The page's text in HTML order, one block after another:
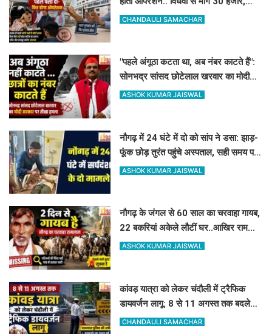
DM-प्रिंसिपल-पूर्व विधायक की पैरवी फेल
CHANDAULI SAMACHAR
"पहले अंगूठा कटता था, अब नंबर काटते हैं":
सोनभद्र सांसद छोटेलाल खरवार का मोदी
सरकार पर तीखा हमला
ASHOK KUMAR JAISWAL
नौगढ़ में 24 घंटे में दो को सांप ने डसा: झाड़-
फूंक छोड़ तुरंत पहुंचे अस्पताल, सही समय पर
इलाज से बच गयी जान
ASHOK KUMAR JAISWAL
नौगढ़ के जंगल से 60 साल का चरवाहा गायब,
22 बकरियां अकेले लौटीं घर..आखिर रामलाल
कहां गए?
ASHOK KUMAR JAISWAL
कांवड़ यात्रा को लेकर चंदौली में ट्रैफिक
डायवर्जन लागू: 8 से 11 अगस्त तक बदले
रहेंगे ये रास्ते, देखें पूरी लिस्ट
CHANDAULI SAMACHAR